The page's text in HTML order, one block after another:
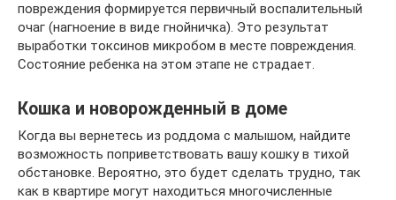
повреждения формируется первичный воспалительный
очаг (нагноение в виде гнойничка). Это результат
выработки токсинов микробом в месте повреждения.
Состояние ребенка на этом этапе не страдает.
Кошка и новорожденный в доме
Когда вы вернетесь из роддома с малышом, найдите
возможность поприветствовать вашу кошку в тихой
обстановке. Вероятно, это будет сделать трудно, так
как в квартире могут находиться многочисленные